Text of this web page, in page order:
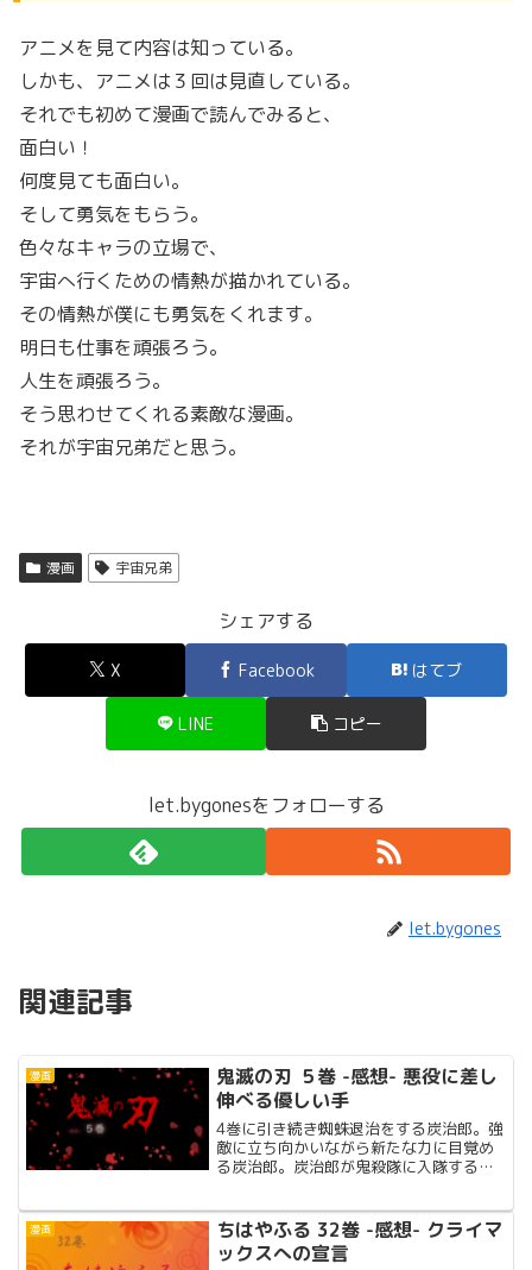
アニメを見て内容は知っている。
しかも、アニメは３回は見直している。
それでも初めて漫画で読んでみると、
面白い！
何度見ても面白い。
そして勇気をもらう。
色々なキャラの立場で、
宇宙へ行くための情熱が描かれている。
その情熱が僕にも勇気をくれます。
明日も仕事を頑張ろう。
人生を頑張ろう。
そう思わせてくれる素敵な漫画。
それが宇宙兄弟だと思う。
漫画 宇宙兄弟
シェアする
X Facebook はてブ
LINE コピー
let.bygonesをフォローする
let.bygones
関連記事
漫画
鬼滅の刃 ５巻 -感想- 悪役に差し
伸べる優しい手
4巻に引き続き蜘蛛退治をする炭治郎。強
敵に立ち向かいながら新たな力に目覚め
る炭治郎。炭治郎が鬼殺隊に入隊するキ
漫画
ちはやふる 32巻 -感想- クライマ
ックスへの宣言